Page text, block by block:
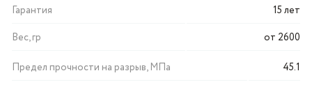
Гарантия
15 лет
Вес, гр
от 2600
Предел прочности на разрыв, МПа
45.1